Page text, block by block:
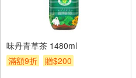
味丹青草茶 1480ml
滿額9折
贈$200